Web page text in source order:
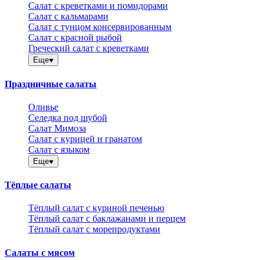
Салат с креветками и помидорами
Салат с кальмарами
Салат с тунцом консервированным
Салат с красной рыбой
Греческий салат с креветками
Еще
Праздничные салаты
Оливье
Селедка под шубой
Салат Мимоза
Салат с курицей и гранатом
Салат с языком
Еще
Тёплые салаты
Тёплый салат с куриной печенью
Тёплый салат с баклажанами и перцем
Тёплый салат с морепродуктами
Салаты с мясом